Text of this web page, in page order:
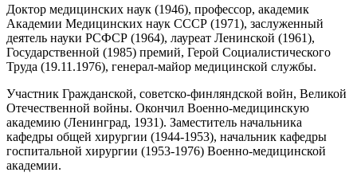
Доктор медицинских наук (1946), профессор, академик
Академии Медицинских наук СССР (1971), заслуженный
деятель науки РСФСР (1964), лауреат Ленинской (1961),
Государственной (1985) премий, Герой Социалистического
Труда (19.11.1976), генерал-майор медицинской службы.
Участник Гражданской, советско-финляндской войн, Великой
Отечественной войны. Окончил Военно-медицинскую
академию (Ленинград, 1931). Заместитель начальника
кафедры общей хирургии (1944-1953), начальник кафедры
госпитальной хирургии (1953-1976) Военно-медицинской
академии.